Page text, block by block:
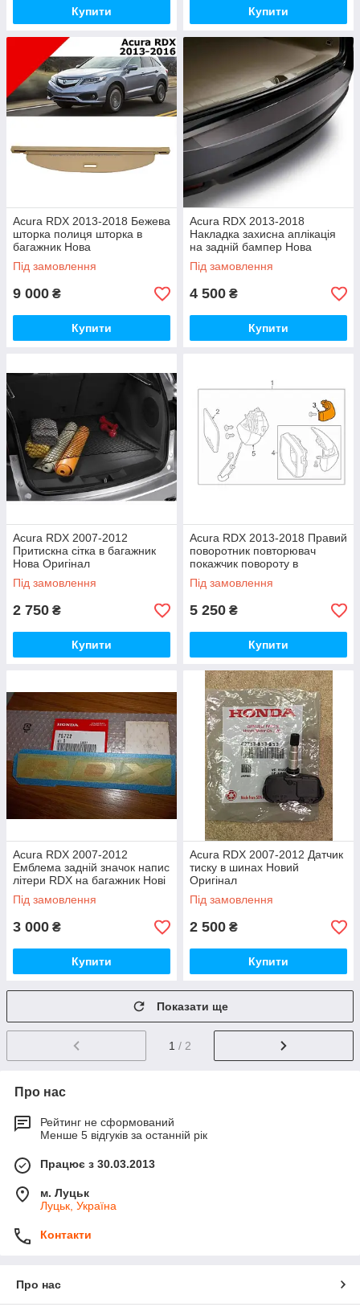
Купити Купити
Acura RDX 2013-2018 Бежева
шторка полиця шторка в
багажник Нова
Під замовлення
9 000 ₴
Купити
Acura RDX 2013-2018
Накладка захисна аплікація
на задній бампер Нова
Оригінал
Під замовлення
4 500 ₴
Купити
Acura RDX 2007-2012
Притискна сітка в багажник
Нова Оригінал
Під замовлення
2 750 ₴
Купити
Acura RDX 2013-2018 Правий
поворотник повторювач
покажчик повороту в
дзеркало Новий Оригінал
Під замовлення
5 250 ₴
Купити
Acura RDX 2007-2012
Емблема задній значок напис
літери RDX на багажник Нові
Оригінал
Під замовлення
3 000 ₴
Купити
Acura RDX 2007-2012 Датчик
тиску в шинах Новий
Оригінал
Під замовлення
2 500 ₴
Купити
Показати ще
1 / 2
Про нас
Рейтинг не сформований
Менше 5 відгуків за останній рік
Працює з 30.03.2013
м. Луцьк
Луцьк, Україна
Контакти
Про нас